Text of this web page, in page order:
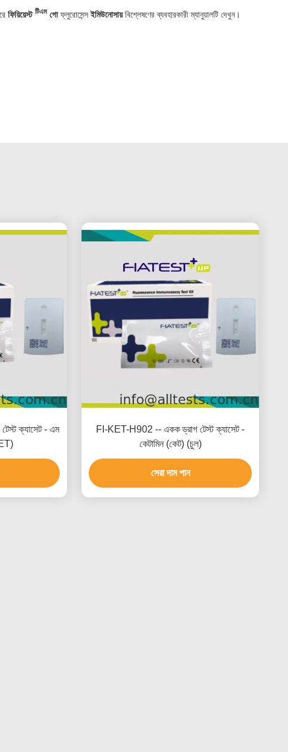
ফিয়িয়েস্ট টিএম গোফ্লুরোসেন্সইমিউনোসায়বিশ্লেষণের ব্যবহারকারী ম্যানুয়ালটি দেখুন।
ক্যাসেট - এম
FI-KET-H902 -- একক ড্রাগ টেস্ট ক্যাসেট -
কেটামিন (কেট) (চুল)
সেরা দাম পান